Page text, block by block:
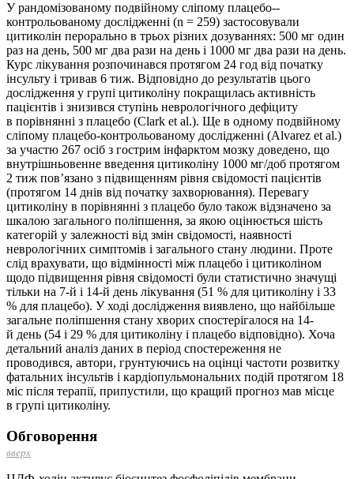
У рандомізованому подвійному сліпому плацебо-­
контрольованому дослідженні (n = 259) застосовували
цитиколін перорально в трьох різних дозуваннях: 500 мг один
раз на день, 500 мг два рази на день і 1000 мг два рази на день.
Курс лікування розпочинався протягом 24 год від початку
інсульту і тривав 6 тиж. Відповідно до результатів цього
дослідження у групі цитиколіну покращилась активність
пацієнтів і знизився ступінь неврологічного дефіциту
в порівнянні з плацебо (Clark et al.). Ще в одному подвійному
сліпому плацебо-контрольованому дослідженні (Alvarez et al.)
за участю 267 осіб з гострим інфарктом мозку доведено, що
внутрішньовенне введення цитиколіну 1000 мг/доб протягом
2 тиж пов’язано з підвищенням рівня свідомості пацієнтів
(протягом 14 днів від початку захворювання). Перевагу
цитиколіну в порівнянні з плацебо було також відзначено за
шкалою загального поліпшення, за якою оцінюється шість
категорій у залежності від змін свідомості, наявності
неврологічних симптомів і загального стану людини. Проте
слід врахувати, що відмінності між плацебо і цитиколіном
щодо підвищення рівня свідомості були статистично значущі
тільки на 7-й і 14-й день лікування (51 % для цитиколіну і 33
% для плацебо). У ході дослідження виявлено, що найбільше
загальне поліпшення стану хворих спостерігалося на 14-
й день (54 і 29 % для цитиколіну і плацебо відповідно). Хоча
детальний аналіз даних в період спостереження не
проводився, автори, грунтуючись на оцінці частоти розвитку
фатальних інсультів і кардіопульмональних подій протягом 18
міс після терапії, припустили, що кращий прогноз мав місце
в групі цитиколіну.
Обговорення
вверх